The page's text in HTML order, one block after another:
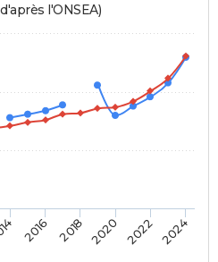
l'ONSEA)
2016 2018 2020 2022 2024